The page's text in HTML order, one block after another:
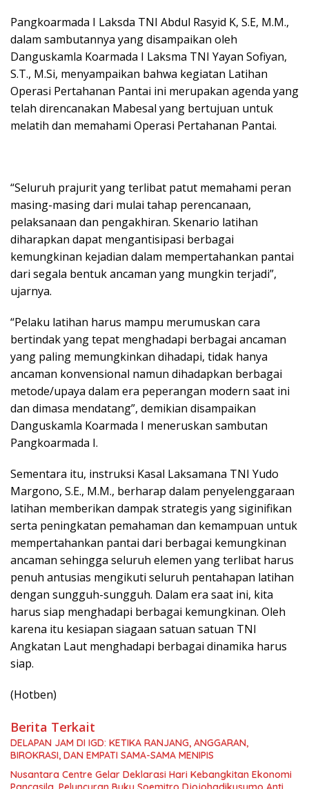
Pangkoarmada I Laksda TNI Abdul Rasyid K, S.E, M.M.,
dalam sambutannya yang disampaikan oleh
Danguskamla Koarmada I Laksma TNI Yayan Sofiyan,
S.T., M.Si, menyampaikan bahwa kegiatan Latihan
Operasi Pertahanan Pantai ini merupakan agenda yang
telah direncanakan Mabesal yang bertujuan untuk
melatih dan memahami Operasi Pertahanan Pantai.
“Seluruh prajurit yang terlibat patut memahami peran
masing-masing dari mulai tahap perencanaan,
pelaksanaan dan pengakhiran. Skenario latihan
diharapkan dapat mengantisipasi berbagai
kemungkinan kejadian dalam mempertahankan pantai
dari segala bentuk ancaman yang mungkin terjadi”,
ujarnya.
“Pelaku latihan harus mampu merumuskan cara
bertindak yang tepat menghadapi berbagai ancaman
yang paling memungkinkan dihadapi, tidak hanya
ancaman konvensional namun dihadapkan berbagai
metode/upaya dalam era peperangan modern saat ini
dan dimasa mendatang”, demikian disampaikan
Danguskamla Koarmada I meneruskan sambutan
Pangkoarmada I.
Sementara itu, instruksi Kasal Laksamana TNI Yudo
Margono, S.E., M.M., berharap dalam penyelenggaraan
latihan memberikan dampak strategis yang siginifikan
serta peningkatan pemahaman dan kemampuan untuk
mempertahankan pantai dari berbagai kemungkinan
ancaman sehingga seluruh elemen yang terlibat harus
penuh antusias mengikuti seluruh pentahapan latihan
dengan sungguh-sungguh. Dalam era saat ini, kita
harus siap menghadapi berbagai kemungkinan. Oleh
karena itu kesiapan siagaan satuan satuan TNI
Angkatan Laut menghadapi berbagai dinamika harus
siap.
(Hotben)
Berita Terkait
DELAPAN JAM DI IGD: KETIKA RANJANG, ANGGARAN,
BIROKRASI, DAN EMPATI SAMA-SAMA MENIPIS
Nusantara Centre Gelar Deklarasi Hari Kebangkitan Ekonomi